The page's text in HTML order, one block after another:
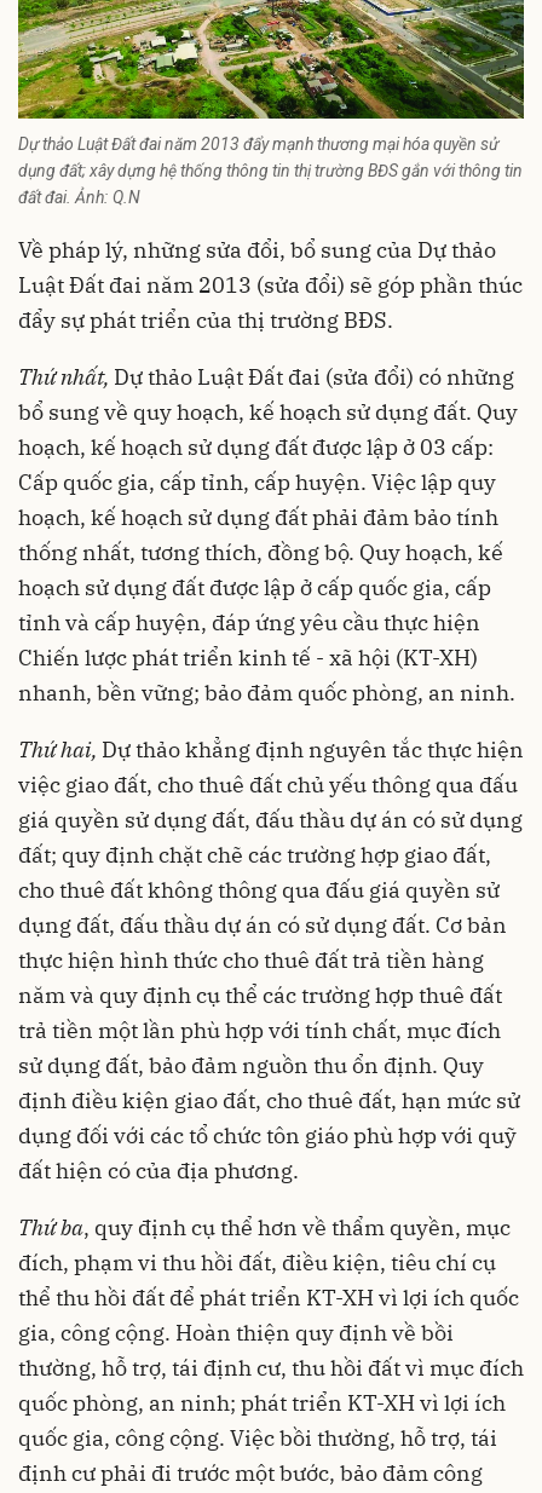
Dự thảo Luật Đất đai năm 2013 đẩy mạnh thương mại hóa quyền sử
dụng đất; xây dựng hệ thống thông tin thị trường BĐS gắn với thông tin
đất đai. Ảnh: Q.N
Về pháp lý, những sửa đổi, bổ sung của Dự thảo
Luật Đất đai năm 2013 (sửa đổi) sẽ góp phần thúc
đẩy sự phát triển của thị trường BĐS.
Thứ nhất, Dự thảo Luật Đất đai (sửa đổi) có những
bổ sung về quy hoạch, kế hoạch sử dụng đất. Quy
hoạch, kế hoạch sử dụng đất được lập ở 03 cấp:
Cấp quốc gia, cấp tỉnh, cấp huyện. Việc lập quy
hoạch, kế hoạch sử dụng đất phải đảm bảo tính
thống nhất, tương thích, đồng bộ. Quy hoạch, kế
hoạch sử dụng đất được lập ở cấp quốc gia, cấp
tỉnh và cấp huyện, đáp ứng yêu cầu thực hiện
Chiến lược phát triển kinh tế - xã hội (KT-XH)
nhanh, bền vững; bảo đảm quốc phòng, an ninh.
Thứ hai, Dự thảo khẳng định nguyên tắc thực hiện
việc giao đất, cho thuê đất chủ yếu thông qua đấu
giá quyền sử dụng đất, đấu thầu dự án có sử dụng
đất; quy định chặt chẽ các trường hợp giao đất,
cho thuê đất không thông qua đấu giá quyền sử
dụng đất, đấu thầu dự án có sử dụng đất. Cơ bản
thực hiện hình thức cho thuê đất trả tiền hàng
năm và quy định cụ thể các trường hợp thuê đất
trả tiền một lần phù hợp với tính chất, mục đích
sử dụng đất, bảo đảm nguồn thu ổn định. Quy
định điều kiện giao đất, cho thuê đất, hạn mức sử
dụng đối với các tổ chức tôn giáo phù hợp với quỹ
đất hiện có của địa phương.
Thứ ba, quy định cụ thể hơn về thẩm quyền, mục
đích, phạm vi thu hồi đất, điều kiện, tiêu chí cụ
thể thu hồi đất để phát triển KT-XH vì lợi ích quốc
gia, công cộng. Hoàn thiện quy định về bồi
thường, hỗ trợ, tái định cư, thu hồi đất vì mục đích
quốc phòng, an ninh; phát triển KT-XH vì lợi ích
quốc gia, công cộng. Việc bồi thường, hỗ trợ, tái
định cư phải đi trước một bước, bảo đảm công